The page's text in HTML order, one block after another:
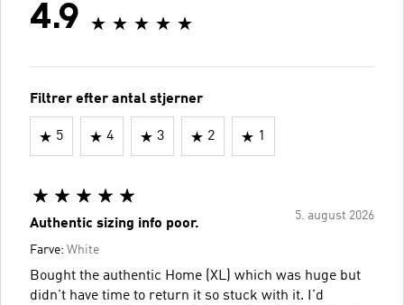
4.9
Filtrer efter antal stjerner
5 4 3 2 1
5. august 2026
Authentic sizing info poor.
Farve: White
Bought the authentic Home (XL) which was huge but
didn't have time to return it so stuck with it. I'd